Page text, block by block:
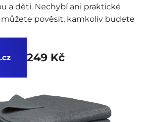
a děti. Nechybí ani praktické
pověsit, kamkoliv budete
249 Kč